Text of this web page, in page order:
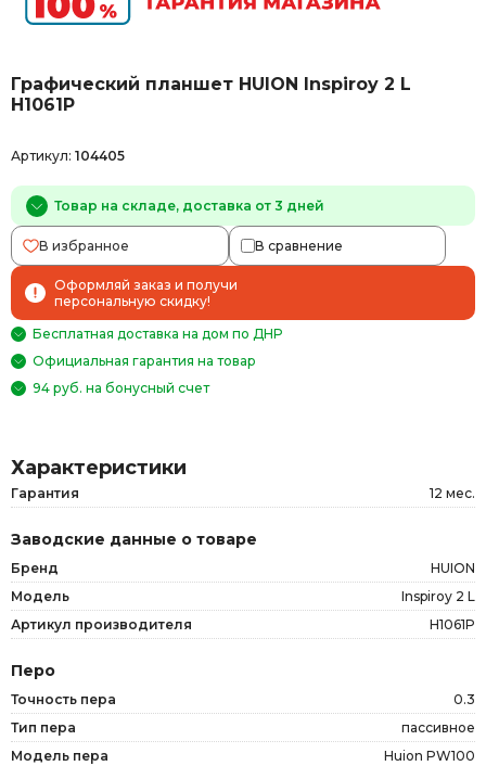
Графический планшет HUION Inspiroy 2 L
H1061P
Артикул: 104405
Товар на складе, доставка от 3 дней
В избранное В сравнение
Оформляй заказ и получи
персональную скидку!
Бесплатная доставка на дом по ДНР
Официальная гарантия на товар
94 руб. на бонусный счет
Характеристики
Гарантия 12 мес.
Заводские данные о товаре
Бренд
HUION
Модель
Inspiroy 2 L
Артикул производителя
H1061P
Перо
Точность пера
0.3
Тип пера
пассивное
Модель пера
Huion PW100